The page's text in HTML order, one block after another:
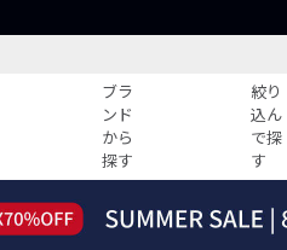
ブラ
ンド
から
探す
絞り
込ん
で探
す
すべての記事